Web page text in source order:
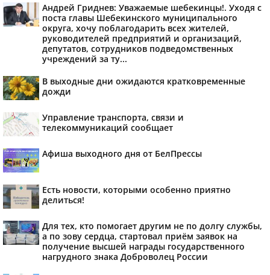
Андрей Гриднев: Уважаемые шебекинцы!. Уходя с
поста главы Шебекинского муниципального
округа, хочу поблагодарить всех жителей,
руководителей предприятий и организаций,
депутатов, сотрудников подведомственных
учреждений за ту...
В выходные дни ожидаются кратковременные
дожди
Управление транспорта, связи и
телекоммуникаций сообщает
Афиша выходного дня от БелПрессы
Есть новости, которыми особенно приятно
делиться!
Для тех, кто помогает другим не по долгу службы,
а по зову сердца, стартовал приём заявок на
получение высшей награды государственного
нагрудного знака Доброволец России